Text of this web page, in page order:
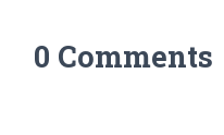
0 Comments